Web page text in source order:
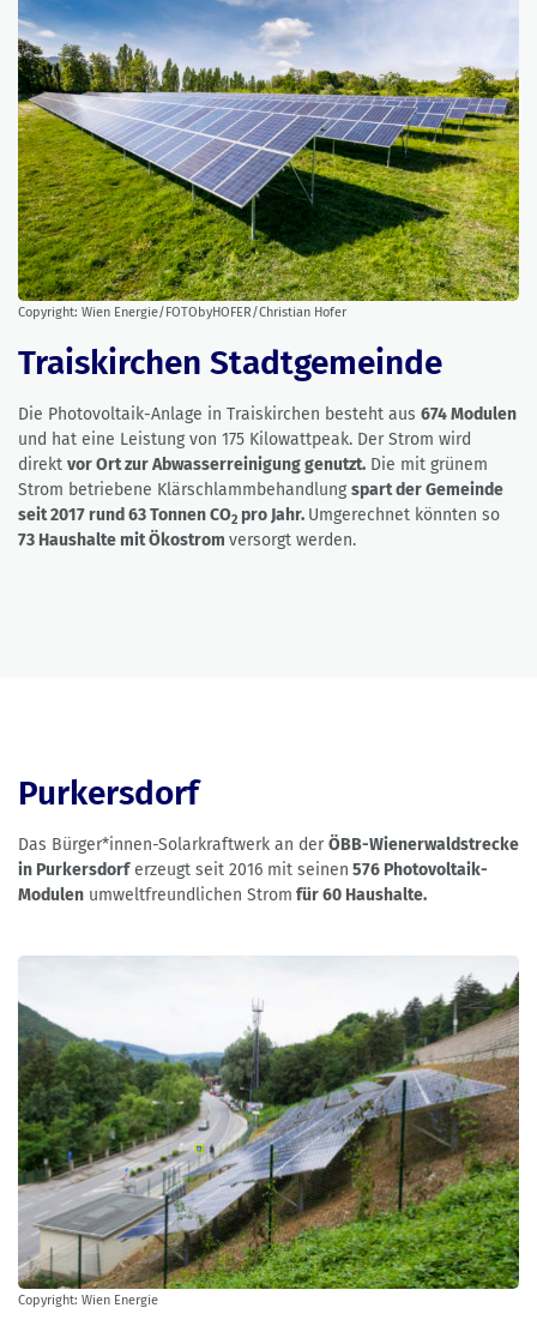
Copyright: Wien Energie/FOTObyHOFER/Christian Hofer
Traiskirchen Stadtgemeinde
Die Photovoltaik-Anlage in Traiskirchen besteht aus 674 Modulen
und hat eine Leistung von 175 Kilowattpeak. Der Strom wird
direkt vor Ort zur Abwasserreinigung genutzt. Die mit grünem
Strom betriebene Klärschlammbehandlung spart der Gemeinde
seit 2017 rund 63 Tonnen CO2 pro Jahr. Umgerechnet könnten so
73 Haushalte mit Ökostrom versorgt werden.
Purkersdorf
Das Bürger*innen-Solarkraftwerk an derÖBB-Wienerwaldstrecke
in Purkersdorferzeugt seit 2016 mit seinen 576 Photovoltaik-
Modulen umweltfreundlichen Strom für 60 Haushalte.
Copyright: Wien Energie